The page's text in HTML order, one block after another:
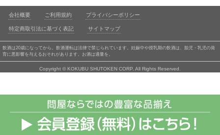
会社概要 ご利用規約 プライバシーポリシー
特定商取引法に基づく表記 サイトマップ
飲酒は20歳になってから。飲酒運転は法律で禁じられています。妊娠中や授乳期の飲酒は、胎児・乳児の発
育に悪影響を与えるおそれがあります。お酒は適量を。
Copyright © KOKUBU SHUTOKEN CORP. All Rights Reserved.